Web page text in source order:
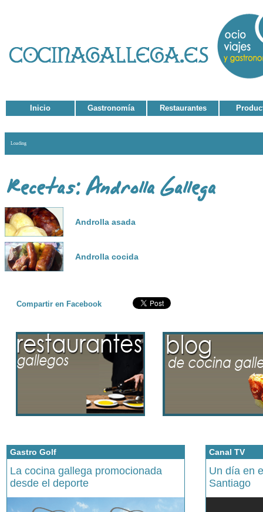
Inicio Gastronomía Restaurantes
Loading
Androlla asada
Androlla cocida
Compartir en Facebook
Gastro Golf
La cocina gallega promocionada
desde el deporte
Canal TV
Un día en
Santiago